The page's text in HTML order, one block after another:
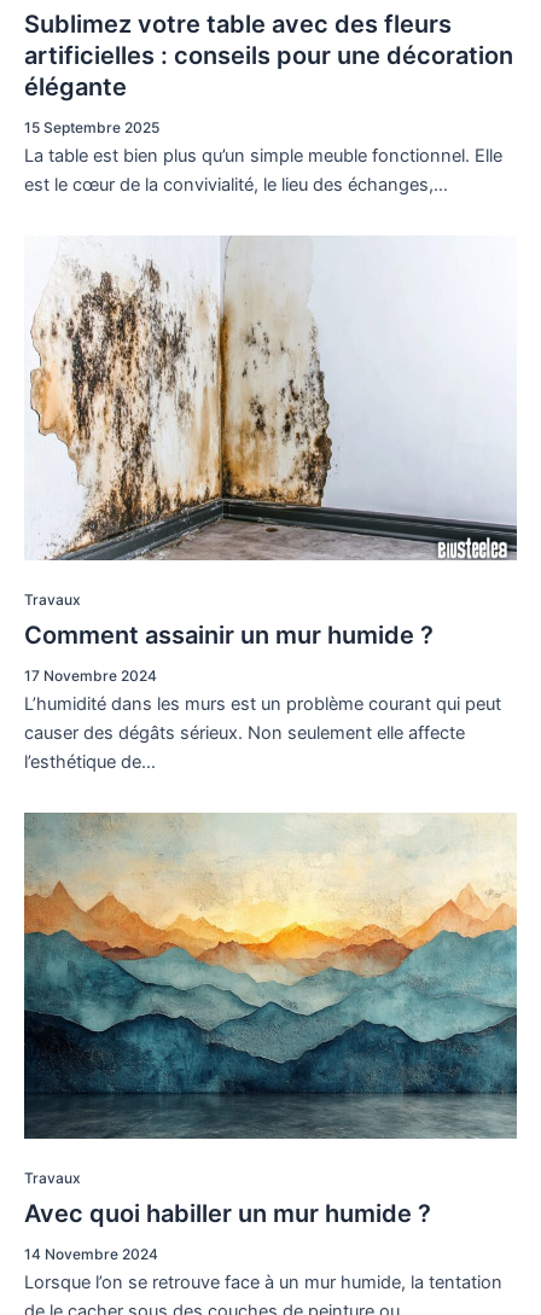
Sublimez votre table avec des fleurs
artificielles : conseils pour une décoration
élégante
15 Septembre 2025
La table est bien plus qu’un simple meuble fonctionnel. Elle
est le cœur de la convivialité, le lieu des échanges,…
Travaux
Comment assainir un mur humide ?
17 Novembre 2024
L’humidité dans les murs est un problème courant qui peut
causer des dégâts sérieux. Non seulement elle affecte
l’esthétique de…
Travaux
Avec quoi habiller un mur humide ?
14 Novembre 2024
Lorsque l’on se retrouve face à un mur humide, la tentation